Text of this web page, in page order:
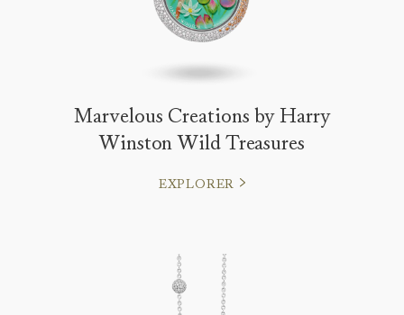
Marvelous Creations by Harry
Winston Wild Treasures
EXPLORER